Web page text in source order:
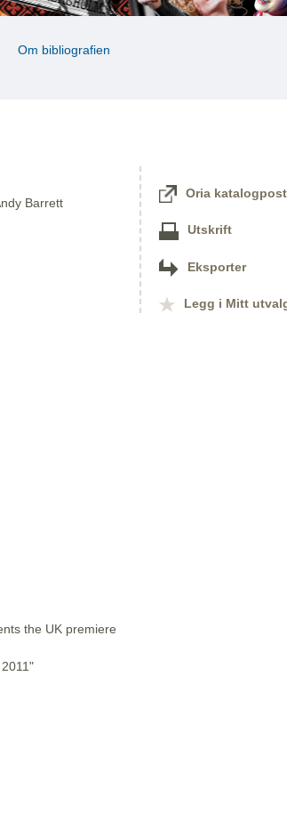
Om bibliografien
Barrett
the UK premiere
Oria katalogpost
Utskrift
Eksporter
Legg i Mitt